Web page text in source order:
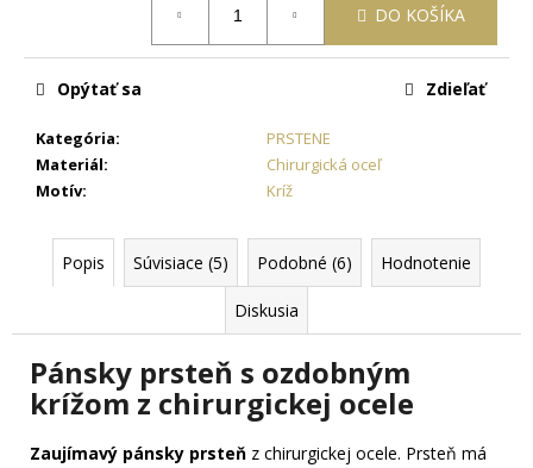
DO KOŠÍKA
Kategória:
PRSTENE
Materiál:
Chirurgická oceľ
Motív: Kríž
Opýtať sa Zdieľať
Popis Súvisiace (5) Podobné (6) Hodnotenie
Diskusia
Pánsky prsteň s ozdobným
krížom z chirurgickej ocele
Zaujímavý pánsky prsteň z chirurgickej ocele. Prsteň má
KRÍŽ
DAMIAN
TOMTO
PRODUKTE
SI
DĹŽKU
RETIAZKY